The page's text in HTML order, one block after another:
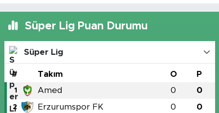
Süper Lig Puan Durumu
Süper Lig
# Takım O P
1 Amed 0 0
2 Erzurumspor FK 0 0